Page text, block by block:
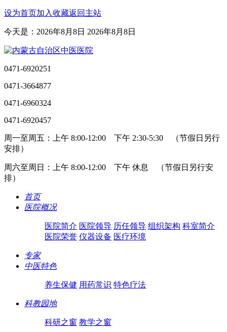
设为首页加入收藏返回主站
今天是：2026年8月8日 2026年8月8日
0471-6920251
0471-3664877
0471-6960324
0471-6920457
周一至周五：上午 8:00-12:00 下午 2:30-5:30 （节假日另行
安排）
周六至周日：上午 8:00-12:00 下午 休息 （节假日另行安
排）
首页
医院概况
医院简介 医院领导 历任领导 组织架构 科室简介
医院荣誉 仪器设备 医疗环境
专家
中医特色
养生保健 用药常识 特色疗法
科教园地
科研之窗 教学之窗